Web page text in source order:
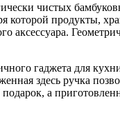
чистых
продукты,
аксессуара.
гаджета для
здесь ручка
а